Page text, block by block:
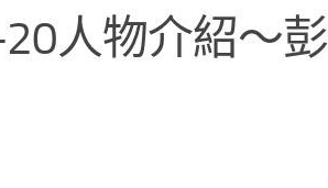
人物介紹～彭